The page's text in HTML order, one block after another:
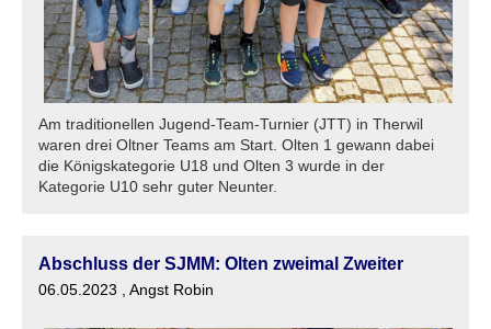
Am traditionellen Jugend-Team-Turnier (JTT) in Therwil
waren drei Oltner Teams am Start. Olten 1 gewann dabei
die Königskategorie U18 und Olten 3 wurde in der
Kategorie U10 sehr guter Neunter.
Abschluss der SJMM: Olten zweimal Zweiter
06.05.2023 , Angst Robin